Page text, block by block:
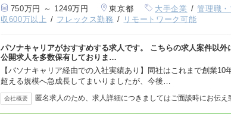
750万円 ～ 1249万円 東京都 大手企業 管理職
収600万以上
フレックス勤務 リモートワーク可能
パソナキャリアがおすすめする求人です。 こちらの求人案件以外
公開求人を多数保有しておりま…
【パソナキャリア経由での入社実績あり】同社はこれまで創業10
超える規模へ急成長してまいりましたが、今後…
会社概要 匿名求人のため、求人詳細につきましてはご面談時にお伝え